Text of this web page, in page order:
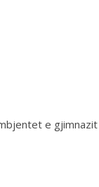
e gjimnazit